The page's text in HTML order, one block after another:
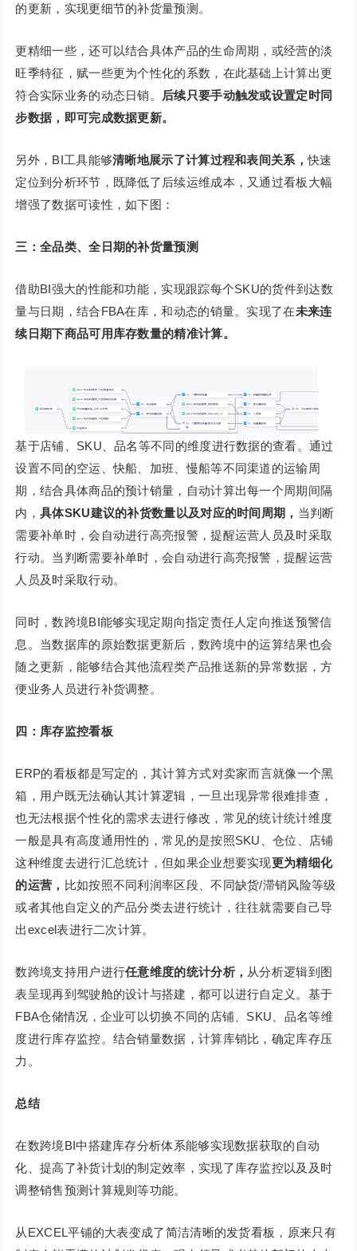
的更新，实现更细节的补货量预测。
更精细一些，还可以结合具体产品的生命周期，或经营的淡
旺季特征，赋一些更为个性化的系数，在此基础上计算出更
符合实际业务的动态日销。
后续只要手动触发或设置定时同
步数据，即可完成数据更新。
另外，BI工具能够清晰地展示了计算过程和表间关系，快速
定位到分析环节，既降低了后续运维成本，又通过看板大幅
增强了数据可读性，如下图：
三：全品类、全日期的补货量预测
借助BI强大的性能和功能，实现跟踪每个SKU的货件到达数
量与日期，结合FBA在库，和动态的销量。实现了在未来连
续日期下商品可用库存数量的精准计算。
基于店铺、SKU、品名等不同的维度进行数据的查看。通过
设置不同的空运、快船、加班、慢船等不同渠道的运输周
期，结合具体商品的预计销量，自动计算出每一个周期间隔
内，具体SKU建议的补货数量以及对应的时间周期， 当判断
需要补单时，会自动进行高亮报警，提醒运营人员及时采取
行动。当判断需要补单时，会自动进行高亮报警，提醒运营
人员及时采取行动。
同时，数跨境BI能够实现定期向指定责任人定向推送预警信
息。当数据库的原始数据更新后，数跨境中的运算结果也会
随之更新，能够结合其他流程类产品推送新的异常数据，方
便业务人员进行补货调整。
四： 库存监控看板
ERP的看板都是写定的，其计算方式对卖家而言就像一个黑
箱，用户既无法确认其计算逻辑，一旦出现异常很难排查，
也无法根据个性化的需求去进行修改，常见的统计统计维度
一般是具有高度通用性的，常见的是按照SKU、仓位、店铺
这种维度去进行汇总统计，但如果企业想要实现更为精细化
的运营， 比如按照不同利润率区段、不同缺货/滞销风险等级
或者其他自定义的产品分类去进行统计，往往就需要自己导
出excel表进行二次计算。
数跨境支持用户进行任意维度的统计分析， 从分析逻辑到图
表呈现再到驾驶舱的设计与搭建，都可以进行自定义。基于
FBA仓储情况，企业可以切换不同的店铺、SKU、品名等维
度进行库存监控。结合销量数据，计算库销比，确定库存压
力。
总结
在数跨境BI中搭建库存分析体系能够实现数据获取的自动
化、提高了补货计划的制定效率，实现了库存监控以及及时
调整销售预测计算规则等功能。
从EXCEL平铺的大表变成了简洁清晰的发货看板，原来只有